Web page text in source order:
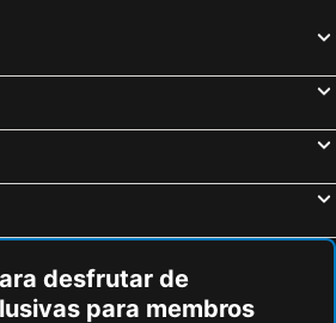
desfrutar de
para membros